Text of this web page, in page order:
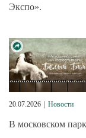
Экспо».
20.07.2026 Новости
В московском